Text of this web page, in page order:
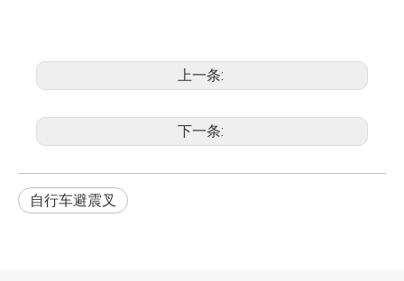
上一条:
下一条:
自行车避震叉